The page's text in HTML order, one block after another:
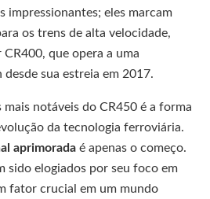
impressionantes; eles marcam
os trens de alta velocidade,
que opera a uma
sua estreia em 2017.
notáveis do CR450 é a forma
da tecnologia ferroviária.
aprimorada é apenas o começo.
sido elogiados por seu foco em
fator crucial em um mundo